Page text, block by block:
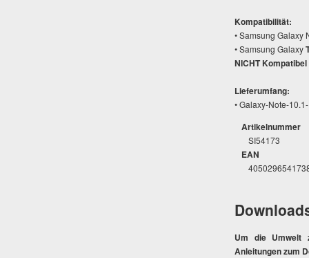
Kompatibilität:
• Samsung Galaxy
• Samsung Galaxy
NICHT
Lieferumfang:
• Galaxy-Note-
Artikelnummer
SI54173
EAN
Um die Umwelt
Anleitungen zum